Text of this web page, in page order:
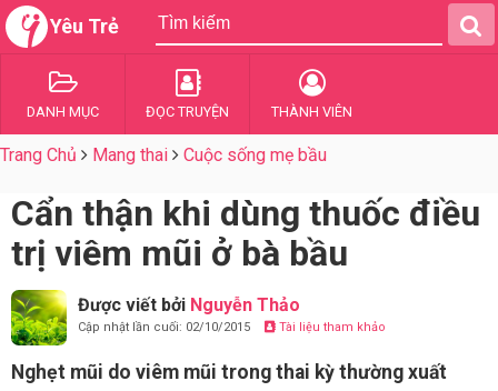
Yêu Trẻ
DANH MỤC ĐỌC TRUYỆN THÀNH VIÊN
Trang Chủ Mang thai Cuộc sống mẹ bầu
Cẩn thận khi dùng thuốc điều
trị viêm mũi ở bà bầu
Được viết bởi Nguyễn Thảo
Cập nhật lần cuối: 02/10/2015 Tài liệu tham khảo
Nghẹt mũi do viêm mũi trong thai kỳ thường xuất